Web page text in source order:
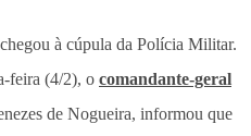
à cúpula da Polícia Militar.
feira (4/2), o comandante-geral
de Nogueira, informou que